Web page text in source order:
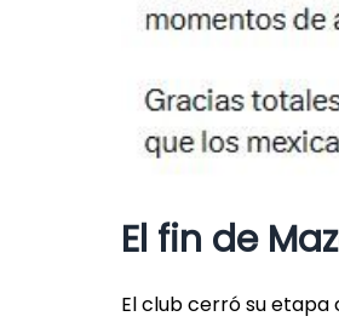
El fin de
El club cerró su etapa